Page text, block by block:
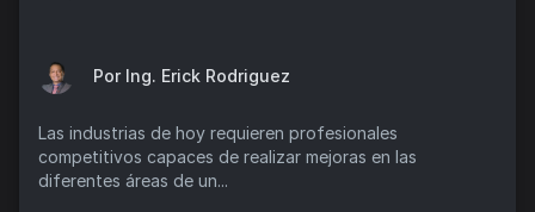
Por Ing. Erick Rodriguez
Las industrias de hoy requieren profesionales
competitivos capaces de realizar mejoras en las
diferentes áreas de un...